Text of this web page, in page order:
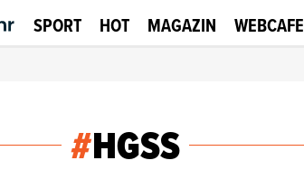
SPORT HOT MAGAZIN WEBCAFE
#HGSS